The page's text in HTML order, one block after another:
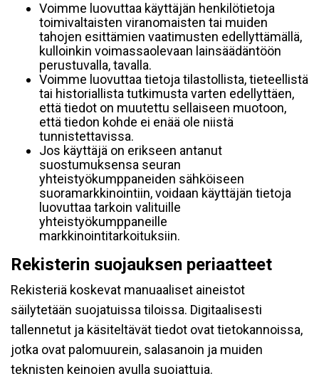
Voimme luovuttaa käyttäjän henkilötietoja
toimivaltaisten viranomaisten tai muiden
tahojen esittämien vaatimusten edellyttämällä,
kulloinkin voimassaolevaan lainsäädäntöön
perustuvalla, tavalla.
Voimme luovuttaa tietoja tilastollista, tieteellistä
tai historiallista tutkimusta varten edellyttäen,
että tiedot on muutettu sellaiseen muotoon,
että tiedon kohde ei enää ole niistä
tunnistettavissa.
Jos käyttäjä on erikseen antanut
suostumuksensa seuran
yhteistyökumppaneiden sähköiseen
suoramarkkinointiin, voidaan käyttäjän tietoja
luovuttaa tarkoin valituille
yhteistyökumppaneille
markkinointitarkoituksiin.
Rekisterin suojauksen periaatteet
Rekisteriä koskevat manuaaliset aineistot
säilytetään suojatuissa tiloissa. Digitaalisesti
tallennetut ja käsiteltävät tiedot ovat tietokannoissa,
jotka ovat palomuurein, salasanoin ja muiden
teknisten keinojen avulla suojattuja.